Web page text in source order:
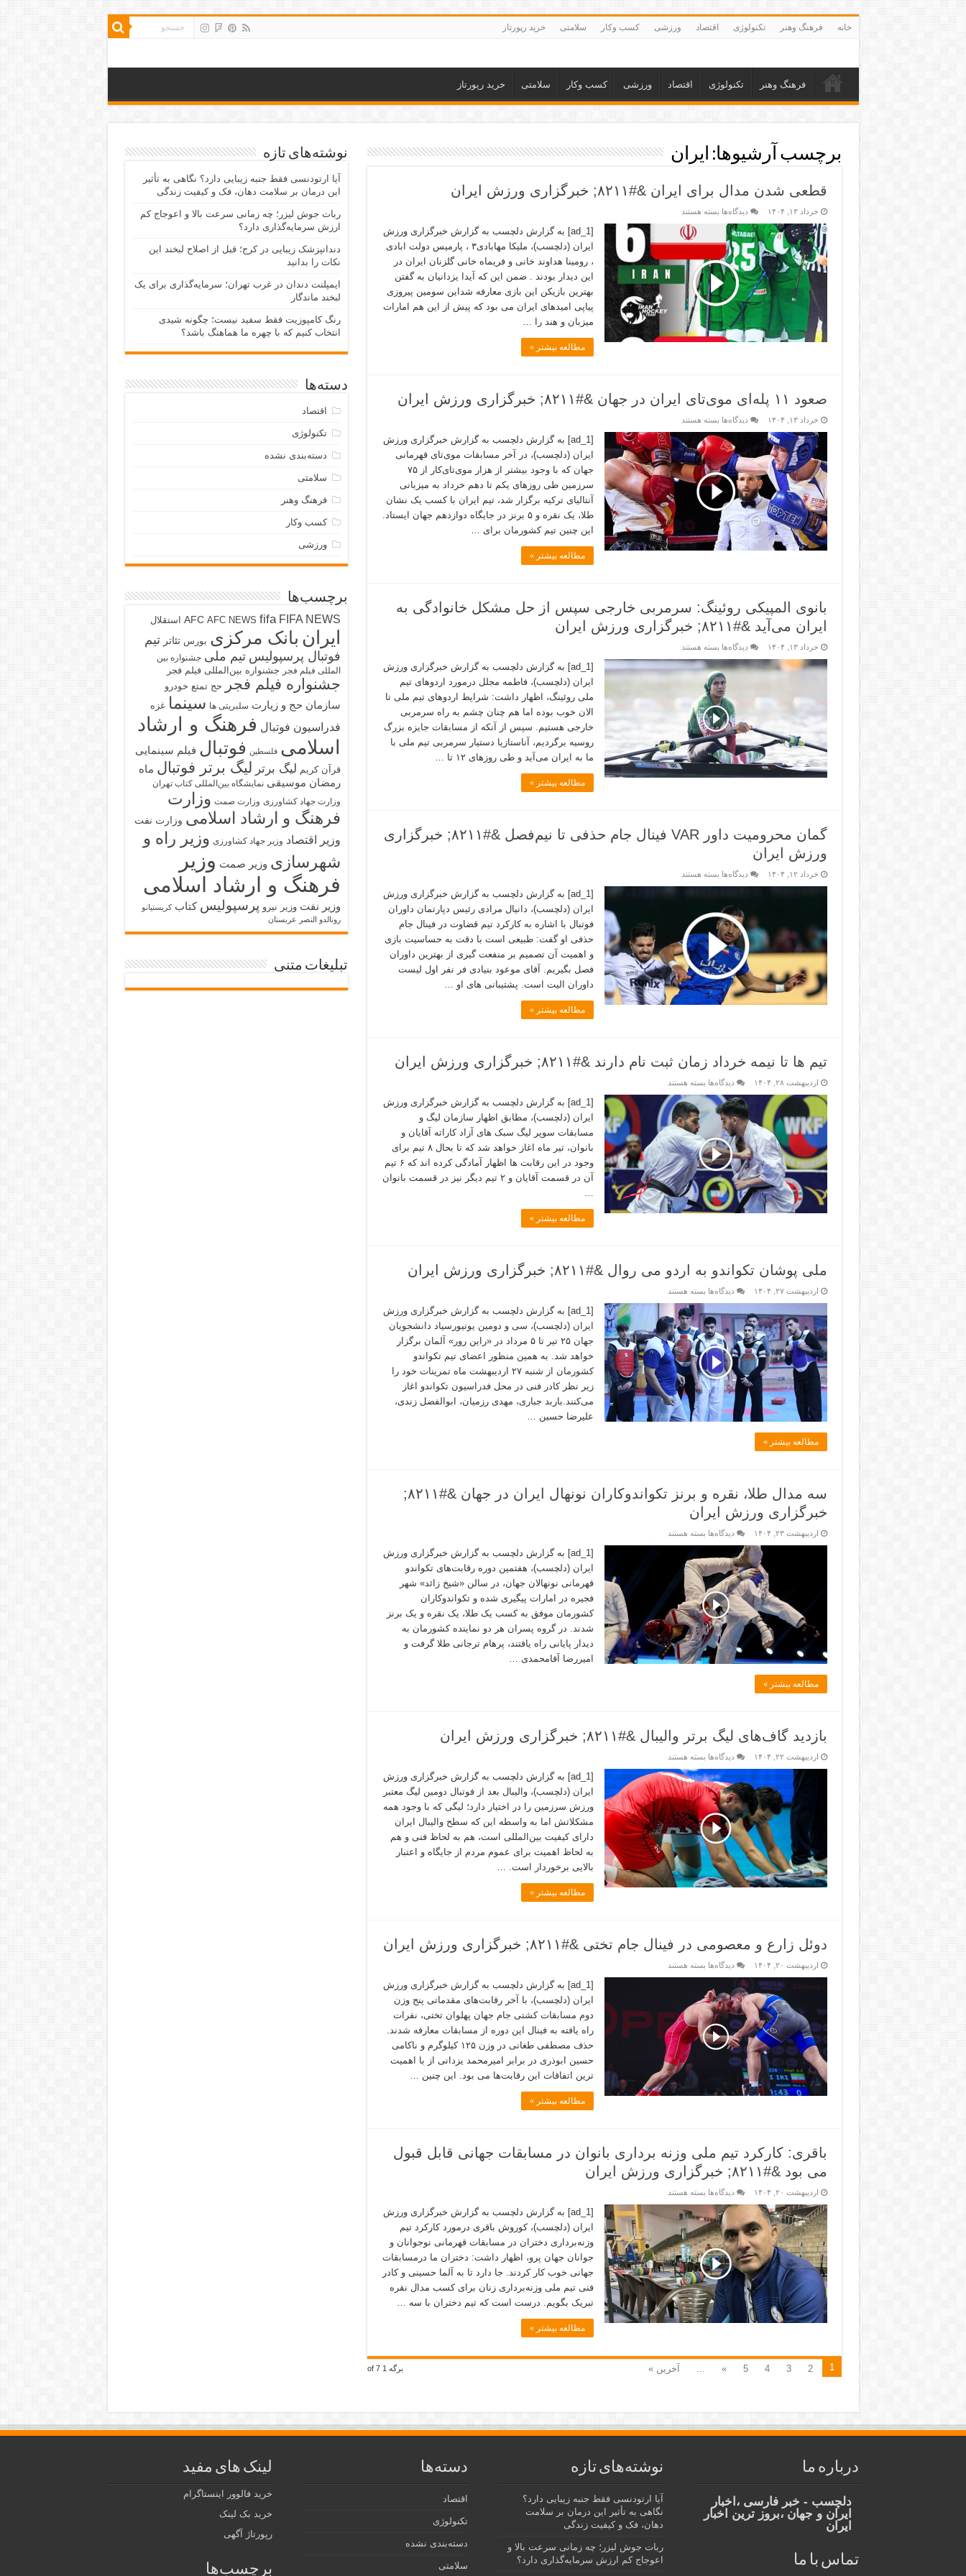
خانه فرهنگ وهنر تکنولوژی اقتصاد ورزشی کسب وکار سلامتی خرید رپورتاز
فرهنگ وهنر تکنولوژی اقتصاد ورزشی کسب وکار سلامتی خرید رپورتاز
برچسب آرشیوها: ایران
قطعی شدن مدال برای ایران &#۸۲۱۱; خبرگزاری ورزش ایران
خرداد ۱۳, ۱۴۰۴ دیدگاه‌ها بسته هستند
[ad_1] به گزارش دلچسب به گزارش خبرگزاری ورزش
ایران (دلچسب)، ملیکا مهابادی۳ ، پارمیس دولت ابادی
، رومینا هداوند خانی و فریماه خانی گلزنان ایران در
این دیدار بودند‌ . ضمن این که آیدا یزدانیان به گفتن
بهترین بازیکن این بازی معارفه شداین سومین پیروزی
پیاپی امیدهای ایران می بود که پیش از این هم امارات
میزبان و هند را …
مطالعه بیشتر »
صعود ۱۱ پله‌ای موی‌تای ایران در جهان &#۸۲۱۱; خبرگزاری ورزش ایران
خرداد ۱۳, ۱۴۰۴ دیدگاه‌ها بسته هستند
[ad_1] به گزارش دلچسب به گزارش خبرگزاری ورزش
ایران (دلچسب)، در آخر مسابقات موی‌تای قهرمانی
جهان که با وجود بیشتر از هزار موی‌تای‌کار از ۷۵
سرزمین طی روزهای یکم تا دهم خرداد به میزبانی
آنتالیای ترکیه برگزار شد، تیم ایران با کسب یک نشان
طلا، یک نقره و ۵ برنز در جایگاه دوازدهم جهان ایستاد.
این چنین تیم کشورمان برای …
مطالعه بیشتر »
بانوی المپیکی روئینگ: سرمربی خارجی سپس از حل مشکل خانوادگی به
ایران می‌آید &#۸۲۱۱; خبرگزاری ورزش ایران
خرداد ۱۳, ۱۴۰۴ دیدگاه‌ها بسته هستند
[ad_1] به گزارش دلچسب به گزارش خبرگزاری ورزش
ایران (دلچسب)، فاطمه مجلل درمورد اردوهای تیم
ملی روئینگ، اظهار داشت: شرایط اردوهای تیم ملی تا
الان خوب بوده اما هم چنان چشم به راه سرمربی
خارجی هستیم. سپس از آنکه از مسابقات جایزه بزرگ
روسیه برگردیم، آناستازیا دستیار سرمربی تیم ملی با
ما به ایران می‌آید و طی روزهای ۱۲ تا …
مطالعه بیشتر »
گمان محرومیت داور VAR فینال جام حذفی تا نیم‌فصل &#۸۲۱۱; خبرگزاری
ورزش ایران
خرداد ۱۲, ۱۴۰۴ دیدگاه‌ها بسته هستند
[ad_1] به گزارش دلچسب به گزارش خبرگزاری ورزش
ایران (دلچسب)، دانیال مرادی رئیس دپارتمان داوران
فوتبال با اشاره به کارکرد تیم قضاوت در فینال جام
حذفی او گفت: طبیعی است با دقت به حساسیت بازی
و اهمیت آن تصمیم بر منفعت گیری از بهترین داوران
فصل بگیریم. آقای موعود بنیادی فر نفر اول لیست
داوران الیت است. پشتیبانی های او …
مطالعه بیشتر »
تیم ها تا نیمه خرداد زمان ثبت نام دارند &#۸۲۱۱; خبرگزاری ورزش ایران
اردیبهشت ۲۸, ۱۴۰۴ دیدگاه‌ها بسته هستند
[ad_1] به گزارش دلچسب به گزارش خبرگزاری ورزش
ایران (دلچسب)، مطابق اظهار سازمان لیگ و
مسابقات سوپر لیگ سبک های آزاد کاراته آقایان و
بانوان، تیر ماه اغاز خواهد شد که تا بحال ۸ تیم برای
وجود در این رقابت ها اظهار آمادگی کرده اند که ۶ تیم
آن در قسمت آقایان و ۲ تیم دیگر نیز در قسمت بانوان
…
مطالعه بیشتر »
ملی پوشان تکواندو به اردو می روال &#۸۲۱۱; خبرگزاری ورزش ایران
اردیبهشت ۲۷, ۱۴۰۴ دیدگاه‌ها بسته هستند
[ad_1] به گزارش دلچسب به گزارش خبرگزاری ورزش
ایران (دلچسب)، سی و دومین یونیورسیاد دانشجویان
جهان ۲۵ تیر تا ۵ مرداد در «راین رور» آلمان برگزار
خواهد شد. به همین منظور اعضای تیم تکواندو
کشورمان از شنبه ۲۷ اردیبهشت ماه تمرینات خود را
زیر نظر کادر فنی در محل فدراسیون تکواندو اغاز
می‌کنند.باربد جباری، مهدی رزمیان، ابوالفضل زندی،
علیرضا حسین …
مطالعه بیشتر »
سه مدال طلا،‌ نقره و برنز تکواندوکاران نونهال ایران در جهان &#۸۲۱۱;
خبرگزاری ورزش ایران
اردیبهشت ۲۳, ۱۴۰۴ دیدگاه‌ها بسته هستند
[ad_1] به گزارش دلچسب به گزارش خبرگزاری ورزش
ایران (دلچسب)، هفتمین دوره رقابت‌های تکواندو
قهرمانی نونهالان جهان، در سالن «شیخ زائد» شهر
فجیره در امارات پیگیری شده و تکواندوکاران
کشورمان موفق به کسب یک طلا، یک نقره و یک برنز
شدند. در گروه پسران هر دو نماینده کشورمان به
دیدار پایانی راه یافتند، پرهام ترجانی طلا گرفت و
امیررضا آقامحمدی …
مطالعه بیشتر »
بازدید گاف‌های لیگ برتر والیبال &#۸۲۱۱; خبرگزاری ورزش ایران
اردیبهشت ۲۲, ۱۴۰۴ دیدگاه‌ها بسته هستند
[ad_1] به گزارش دلچسب به گزارش خبرگزاری ورزش
ایران (دلچسب)، والیبال بعد از فوتبال دومین لیگ معتبر
ورزش سرزمین را در اختیار دارد؛ لیگی که با وجود همه
مشکلاتش اما به واسطه این که سطح والیبال ایران
دارای کیفیت بین‌المللی است، هم به لحاظ فنی و هم
به لحاظ اهمیت برای عموم مردم از جایگاه و اعتبار
بالایی برخوردار است. …
مطالعه بیشتر »
دوئل زارع و معصومی در فینال جام تختی &#۸۲۱۱; خبرگزاری ورزش ایران
اردیبهشت ۲۰, ۱۴۰۴ دیدگاه‌ها بسته هستند
[ad_1] به گزارش دلچسب به گزارش خبرگزاری ورزش
ایران (دلچسب)، با آخر رقابت‌های مقدماتی پنج وزن
دوم مسابقات کشتی جام جهان پهلوان تختی، نفرات
راه یافته به فینال این دوره از مسابقات معارفه شدند.
حذف مصطفی طغانی در وزن ۱۲۵ کیلوگرم و ناکامی
حسین ابوذری در برابر امیرمحمد یزدانی از با اهمیت
ترین اتفاقات این رقابت‌ها می بود. این چنین …
مطالعه بیشتر »
باقری: کارکرد تیم ملی وزنه برداری بانوان در مسابقات جهانی قابل قبول
می بود &#۸۲۱۱; خبرگزاری ورزش ایران
اردیبهشت ۲۰, ۱۴۰۴ دیدگاه‌ها بسته هستند
[ad_1] به گزارش دلچسب به گزارش خبرگزاری ورزش
ایران (دلچسب)، کوروش باقری درمورد کارکرد تیم
وزنه‌برداری دختران در مسابقات قهرمانی نوجوانان و
جوانان جهان پرو، اظهار داشت: دختران ما درمسابقات
جهانی خوب کار کردند. جا دارد تا به آلما حسینی و کادر
فنی تیم ملی وزنه‌برداری زنان برای کسب مدال نقره
تبریک بگویم. درست است که تیم دختران با سه …
مطالعه بیشتر »
برگه 1 of 7 1
2
3
4
5
»
... آخرین »
نوشته‌های تازه
آیا ارتودنسی فقط جنبه زیبایی دارد؟ نگاهی به تأثیر
این درمان بر سلامت دهان، فک و کیفیت زندگی
ربات جوش لیزر؛ چه زمانی سرعت بالا و اعوجاج کم
ارزش سرمایه‌گذاری دارد؟
دندانپزشک زیبایی در کرج؛ قبل از اصلاح لبخند این
نکات را بدانید
ایمپلنت دندان در غرب تهران؛ سرمایه‌گذاری برای یک
لبخند ماندگار
رنگ کامپوزیت فقط سفید نیست؛ چگونه شیدی
انتخاب کنیم که با چهره ما هماهنگ باشد؟
دسته‌ها
اقتصاد
تکنولوژی
دسته‌بندی نشده
سلامتی
فرهنگ وهنر
کسب وکار
ورزشی
برچسب‌ها
AFC AFC NEWS fifa FIFA NEWS استقلال
ایران بانک مرکزی بورس تئاتر تیم
فوتبال پرسپولیس تیم ملی جشنواره بین
المللی فیلم فجر جشنواره بین‌المللی فیلم فجر
جشنواره فیلم فجر حج تمتع خودرو
سازمان حج و زیارت سلبریتی ها سینما غزه
فدراسیون فوتبال فرهنگ و ارشاد
اسلامی فلسطین فوتبال فیلم سینمایی
قرآن کریم لیگ برتر لیگ برتر فوتبال ماه
رمضان موسیقی نمایشگاه بین‌المللی کتاب تهران
وزارت جهاد کشاورزی وزارت صمت وزارت
فرهنگ و ارشاد اسلامی وزارت نفت
وزیر اقتصاد وزیر جهاد کشاورزی وزیر راه و
شهرسازی وزیر صمت وزیر
فرهنگ و ارشاد اسلامی
وزیر نفت وزیر نیرو پرسپولیس کتاب کریستیانو
رونالدو النصر عربستان
تبلیغات متنی
درباره ما
دلچسب - خبر فارسی ،اخبار
ایران و جهان ،بروز ترین اخبار
ایران
تماس با ما
نوشته‌های تازه
آیا ارتودنسی فقط جنبه زیبایی دارد؟
نگاهی به تأثیر این درمان بر سلامت
دهان، فک و کیفیت زندگی
ربات جوش لیزر؛ چه زمانی سرعت بالا و
اعوجاج کم ارزش سرمایه‌گذاری دارد؟
دسته‌ها
اقتصاد
تکنولوژی
دسته‌بندی نشده
سلامتی
لینک های مفید
خرید فالوور اینستاگرام
خرید بک لینک
رپورتاژ آگهی
برچسب‌ها